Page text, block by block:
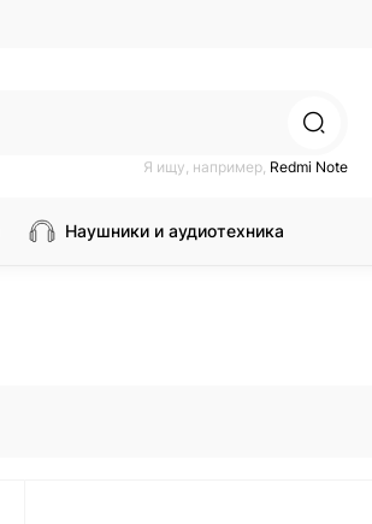
Я ищу, например, Redmi Note
Наушники и аудиотехника